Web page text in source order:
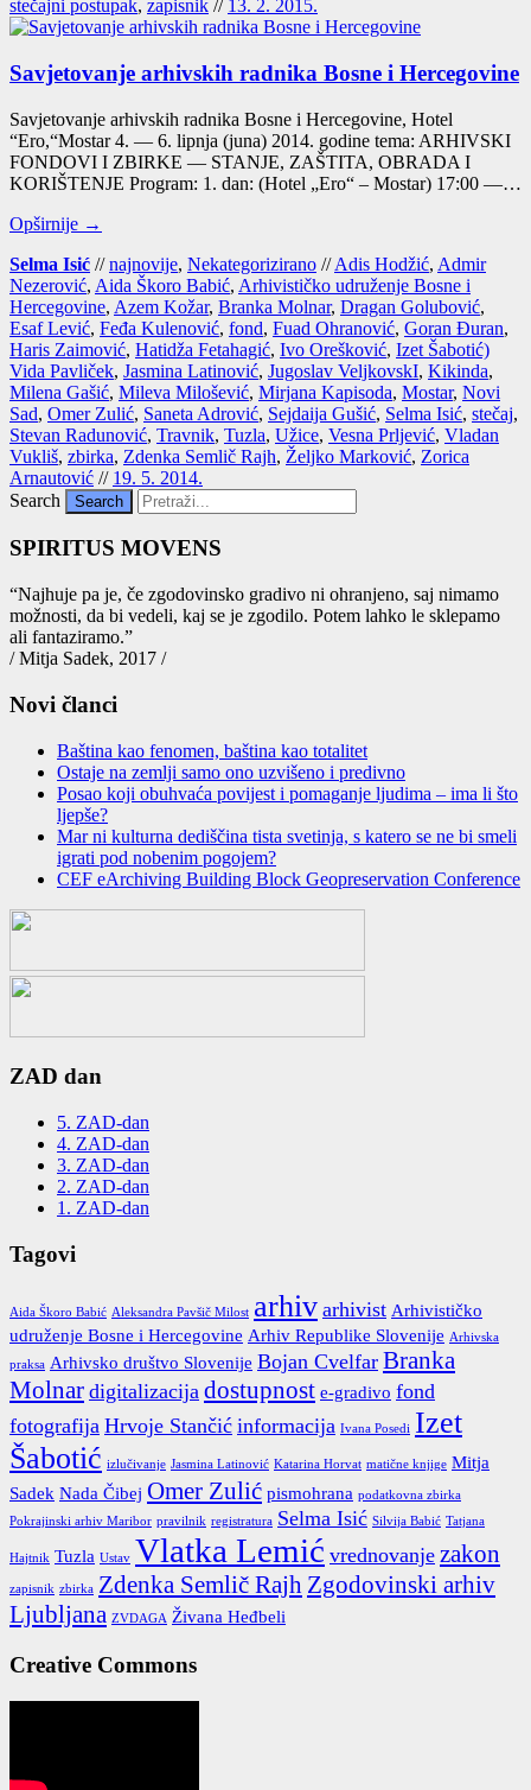
stečajni postupak, zapisnik // 13. 2. 2015.
Savjetovanje arhivskih radnika Bosne i Hercegovine
Savje­to­va­nje arhiv­skih rad­ni­ka Bos­ne i Her­ce­go­vi­ne, Hotel
“Ero,“Mostar 4. — 6. lip­nja (juna) 2014. godi­ne tema: ARHIVSKI
FONDOVI I ZBIRKE — STANJE, ZAŠTITA, OBRADA I
KORIŠTENJE Pro­gram: 1. dan: (Hotel „Ero“ – Mos­tar) 17:00 —…
Opširnije →
Selma Isić // najnovije, Nekategorizirano // Adis Hodžić, Admir
Nezerović, Aida Škoro Babić, Arhivističko udruženje Bosne i
Hercegovine, Azem Kožar, Branka Molnar, Dragan Golubović,
Esaf Lević, Feđa Kulenović, fond, Fuad Ohranović, Goran Đuran,
Haris Zaimović, Hatidža Fetahagić, Ivo Orešković, Izet Šabotić)
Vida Pavliček, Jasmina Latinović, Jugoslav VeljkovskI, Kikinda,
Milena Gašić, Mileva Milošević, Mirjana Kapisoda, Mostar, Novi
Sad, Omer Zulić, Saneta Adrović, Sejdaija Gušić, Selma Isić, stečaj,
Stevan Radunović, Travnik, Tuzla, Užice, Vesna Prljević, Vladan
Vukliš, zbirka, Zdenka Semlič Rajh, Željko Marković, Zorica
Arnautović // 19. 5. 2014.
Search
SPIRITUS MOVENS
“Naj­hu­je pa je, če zgo­do­vin­sko gra­di­vo ni ohra­nje­no, saj nima­mo
mož­nos­ti, da bi vede­li, kaj se je zgo­di­lo. Potem lah­ko le skle­pa­mo
ali fan­ta­zi­ra­mo.”
/ Mitja Sadek, 2017 /
Novi članci
Baština kao fenomen, baština kao totalitet
Ostaje na zemlјi samo ono uzvišeno i predivno
Posao koji obuhvaća povijest i pomaganje ljudima – ima li što
ljepše?
Mar ni kulturna dediščina tista svetinja, s katero se ne bi smeli
igrati pod nobenim pogojem?
CEF eArchiving Building Block Geopreservation Conference
ZAD dan
5. ZAD-dan
4. ZAD-dan
3. ZAD-dan
2. ZAD-dan
1. ZAD-dan
Tagovi
Aida Škoro Babić Aleksandra Pavšič Milost arhiv arhivist Arhivističko
udruženje Bosne i Hercegovine Arhiv Republike Slovenije Arhivska
praksa Arhivsko društvo Slovenije Bojan Cvelfar Branka
Molnar digitalizacija dostupnost e-gradivo fond
fotografija Hrvoje Stančić informacija Ivana Posedi Izet
Šabotić izlučivanje Jasmina Latinović Katarina Horvat matične knjige Mitja
Sadek Nada Čibej Omer Zulić pismohrana podatkovna zbirka
Pokrajinski arhiv Maribor pravilnik registratura Selma Isić Silvija Babić Tatjana
Hajtnik Tuzla Ustav Vlatka Lemić vrednovanje zakon
zapisnik zbirka Zdenka Semlič Rajh Zgodovinski arhiv
Ljubljana ZVDAGA Živana Heđbeli
Creative Commons